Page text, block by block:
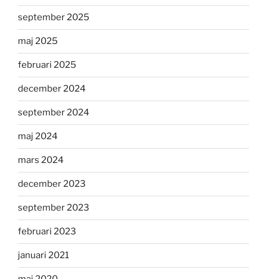
september 2025
maj 2025
februari 2025
december 2024
september 2024
maj 2024
mars 2024
december 2023
september 2023
februari 2023
januari 2021